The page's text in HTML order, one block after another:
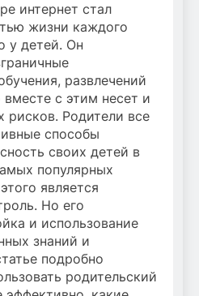
интернет стал
жизни каждого
у детей. Он
развлечений
с этим несет и
рисков. Родители все
способы
своих детей в
популярных
является
Но его
и использование
знаний и
подробно
родительский